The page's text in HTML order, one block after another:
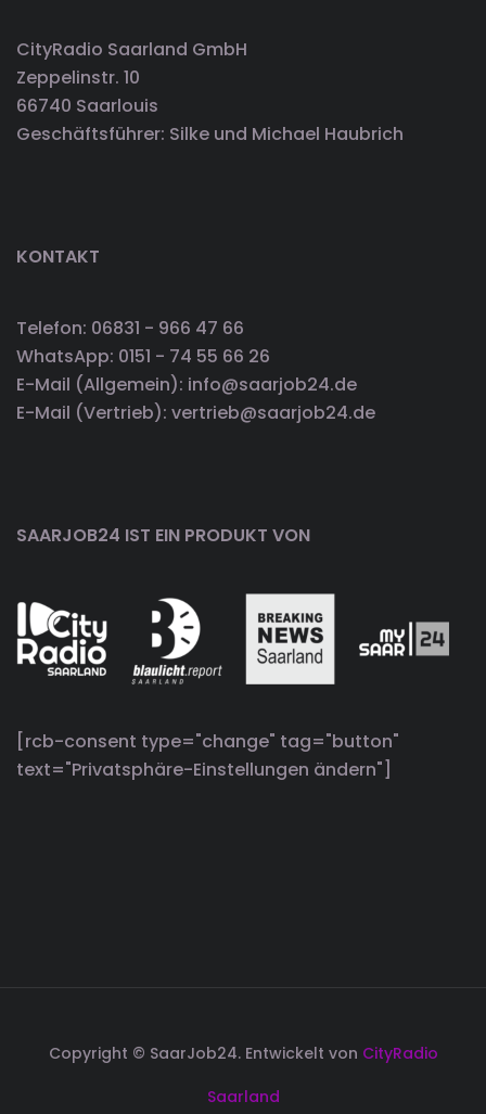
CityRadio Saarland GmbH
Zeppelinstr. 10
66740 Saarlouis
Geschäftsführer: Silke und Michael Haubrich
KONTAKT
Telefon: 06831 - 966 47 66
WhatsApp: 0151 - 74 55 66 26
E-Mail (Allgemein): info@saarjob24.de
E-Mail (Vertrieb): vertrieb@saarjob24.de
SAARJOB24 IST EIN PRODUKT VON
[rcb-consent type="change" tag="button"
text="Privatsphäre-Einstellungen ändern"]
Copyright © SaarJob24. Entwickelt von CityRadio
Saarland